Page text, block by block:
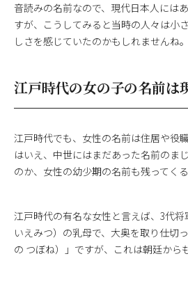
音読みの名前なので、現代日本人には
すが、こうしてみると当時の人々は小
しさを感じていたのかもしれませんね。
江戸時代の女の子の名前は
江戸時代でも、女性の名前は住居や役
はいえ、中世にはまだあった名前のま
のか、女性の幼少期の名前も残ってく
江戸時代の有名な女性と言えば、3代
いえみつ）の乳母で、大奥を取り仕切
の つぼね）」ですが、これは朝廷から